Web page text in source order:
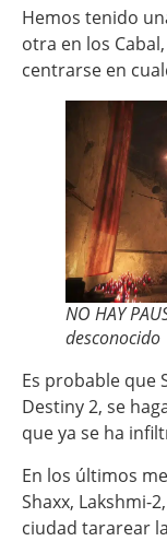
Hemos tenido
otra en los
centrarse en
NO HAY
desconocido
Es probable que
Destiny 2, se
que ya se ha
En los últimos
Shaxx, Lakshmi-
ciudad tararear